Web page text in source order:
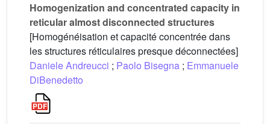
Homogenization and concentrated capacity in
reticular almost disconnected structures
[Homogénéisation et capacité concentrée dans
les structures réticulaires presque déconnectées]
Daniele Andreucci ; Paolo Bisegna ; Emmanuele
DiBenedetto